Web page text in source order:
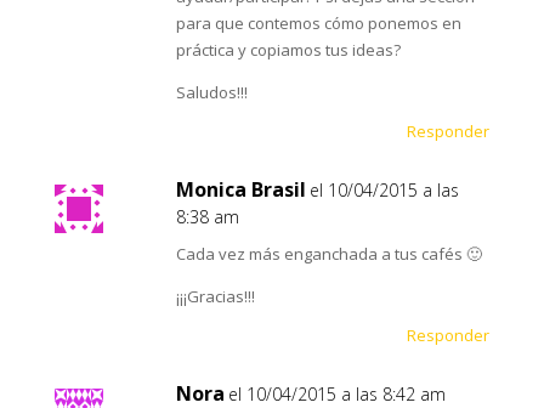
para que contemos cómo ponemos en
práctica y copiamos tus ideas?
Saludos!!!
Responder
Monica Brasil el 10/04/2015 a las
8:38 am
Cada vez más enganchada a tus cafés 🙂
¡¡¡Gracias!!!
Responder
Nora el 10/04/2015 a las 8:42 am